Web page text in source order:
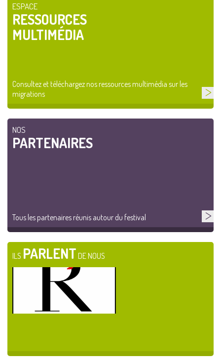
ESPACE
RESSOURCES
MULTIMÉDIA
Consultez et téléchargez nos ressources multimédia sur les
migrations
NOS
PARTENAIRES
Tous les partenaires réunis autour du festival
ILS PARLENT DE NOUS